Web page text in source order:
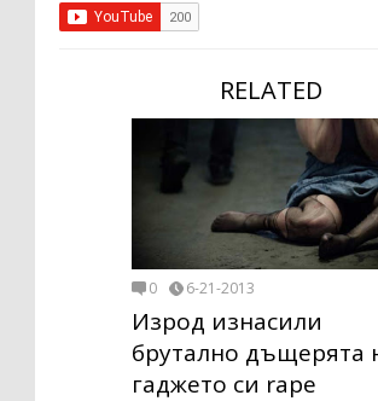
RELATED
0 6-21-2013
Изрод изнасили
брутално дъщерята
гаджето си rape